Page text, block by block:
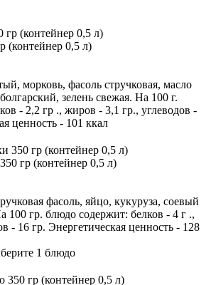
(контейнер 0,5 л)
морковь, фасоль стручковая, масло
зелень свежая. На 100 г.
- 2,2 гр ., жиров - 3,1 гр., углеводов -
ценность - 101 ккал
гр (контейнер 0,5 л)
фасоль, яйцо, кукуруза, соевый
100 гр. блюдо содержит: белков - 4 г .,
- 16 гр. Энергетическая ценность - 128
1 блюдо